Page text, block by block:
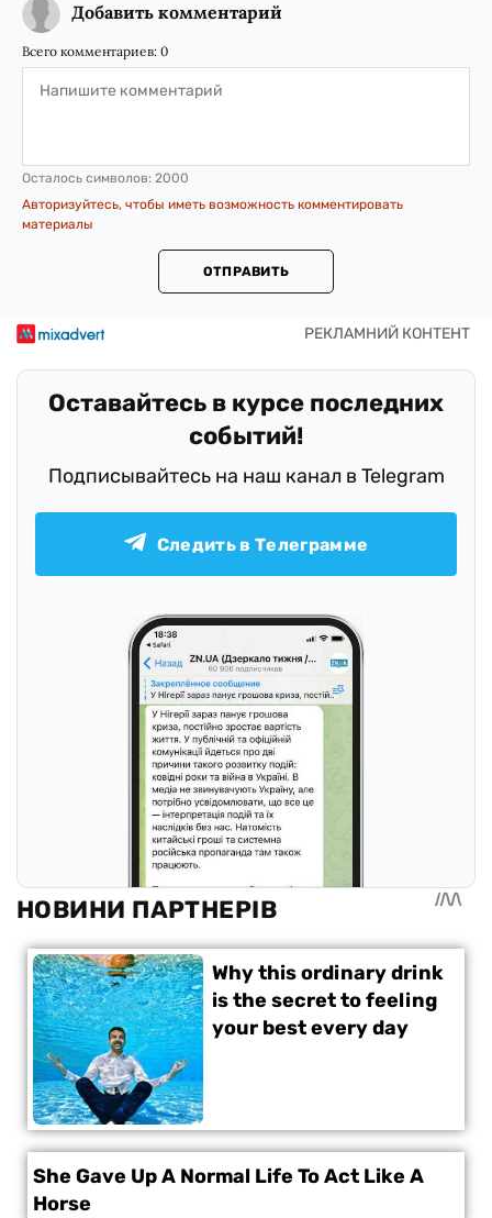
Добавить комментарий
Всего комментариев: 0
Осталось символов: 2000
Авторизуйтесь, чтобы иметь возможность комментировать
материалы
ОТПРАВИТЬ
Оставайтесь в курсе последних
событий!
Подписывайтесь на наш канал в Telegram
Следить в Телеграмме